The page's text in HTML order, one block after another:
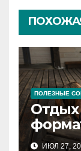
ПОЛЕЗНЫЕ
Отдых
ИЮЛ 27,